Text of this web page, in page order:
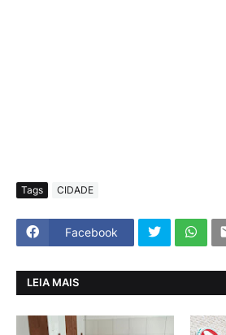
Tags CIDADE
Facebook
LEIA MAIS